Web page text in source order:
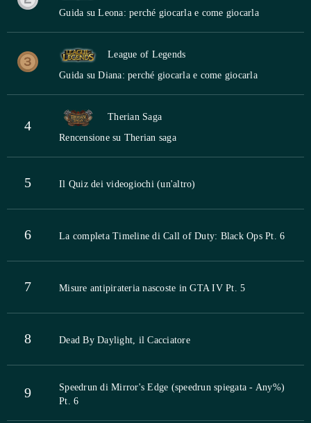
Guida su Leona: perché giocarla e come giocarla
League of Legends
Guida su Diana: perché giocarla e come giocarla
4
Therian Saga
Rencensione su Therian saga
5 Il Quiz dei videogiochi (un'altro)
6 La completa Timeline di Call of Duty: Black Ops Pt. 6
7 Misure antipirateria nascoste in GTA IV Pt. 5
8 Dead By Daylight, il Cacciatore
9
Speedrun di Mirror's Edge (speedrun spiegata - Any%)
Pt. 6